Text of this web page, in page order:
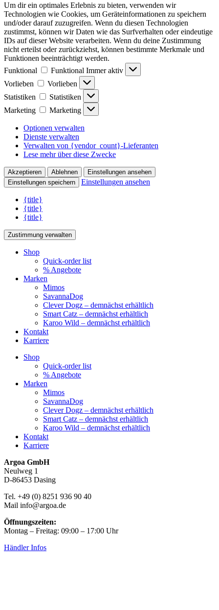
Um dir ein optimales Erlebnis zu bieten, verwenden wir
Technologien wie Cookies, um Geräteinformationen zu speichern
und/oder darauf zuzugreifen. Wenn du diesen Technologien
zustimmst, können wir Daten wie das Surfverhalten oder eindeutige
IDs auf dieser Website verarbeiten. Wenn du deine Zustimmung
nicht erteilst oder zurückziehst, können bestimmte Merkmale und
Funktionen beeinträchtigt werden.
Funktional
Funktional Immer aktiv
Vorlieben
Vorlieben
Statistiken
Statistiken
Marketing
Marketing
Optionen verwalten
Dienste verwalten
Verwalten von {vendor_count}-Lieferanten
Lese mehr über diese Zwecke
Akzeptieren Ablehnen
Einstellungen ansehen
Einstellungen speichern
Einstellungen ansehen
{title}
{title}
{title}
Zustimmung verwalten
Shop
Quick-order list
% Angebote
Marken
Mimos
SavannaDog
Clever Dogz – demnächst erhältlich
Smart Catz – demnächst erhältlich
Karoo Wild – demnächst erhältlich
Kontakt
Karriere
Shop
Quick-order list
% Angebote
Marken
Mimos
SavannaDog
Clever Dogz – demnächst erhältlich
Smart Catz – demnächst erhältlich
Karoo Wild – demnächst erhältlich
Kontakt
Karriere
Argoa GmbH
Neulweg 1
D-86453 Dasing
Tel. +49 (0) 8251 936 90 40
Mail info@argoa.de
Öffnungszeiten:
Montag – Freitag: 09:00 – 17:00 Uhr
Händler Infos